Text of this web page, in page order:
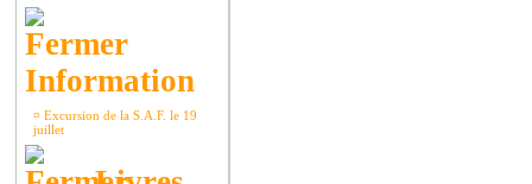
Information
¤ Excursion de la S.A.F. le 19
juillet